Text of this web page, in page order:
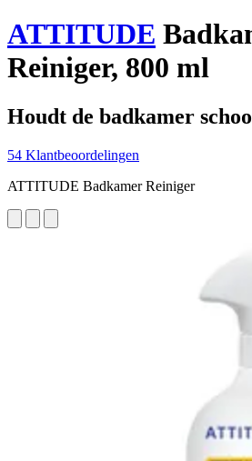
ATTITUDE
Reiniger, 800 ml
Houdt de badkamer
54 Klantbeoordelingen
ATTITUDE Badkamer Reiniger